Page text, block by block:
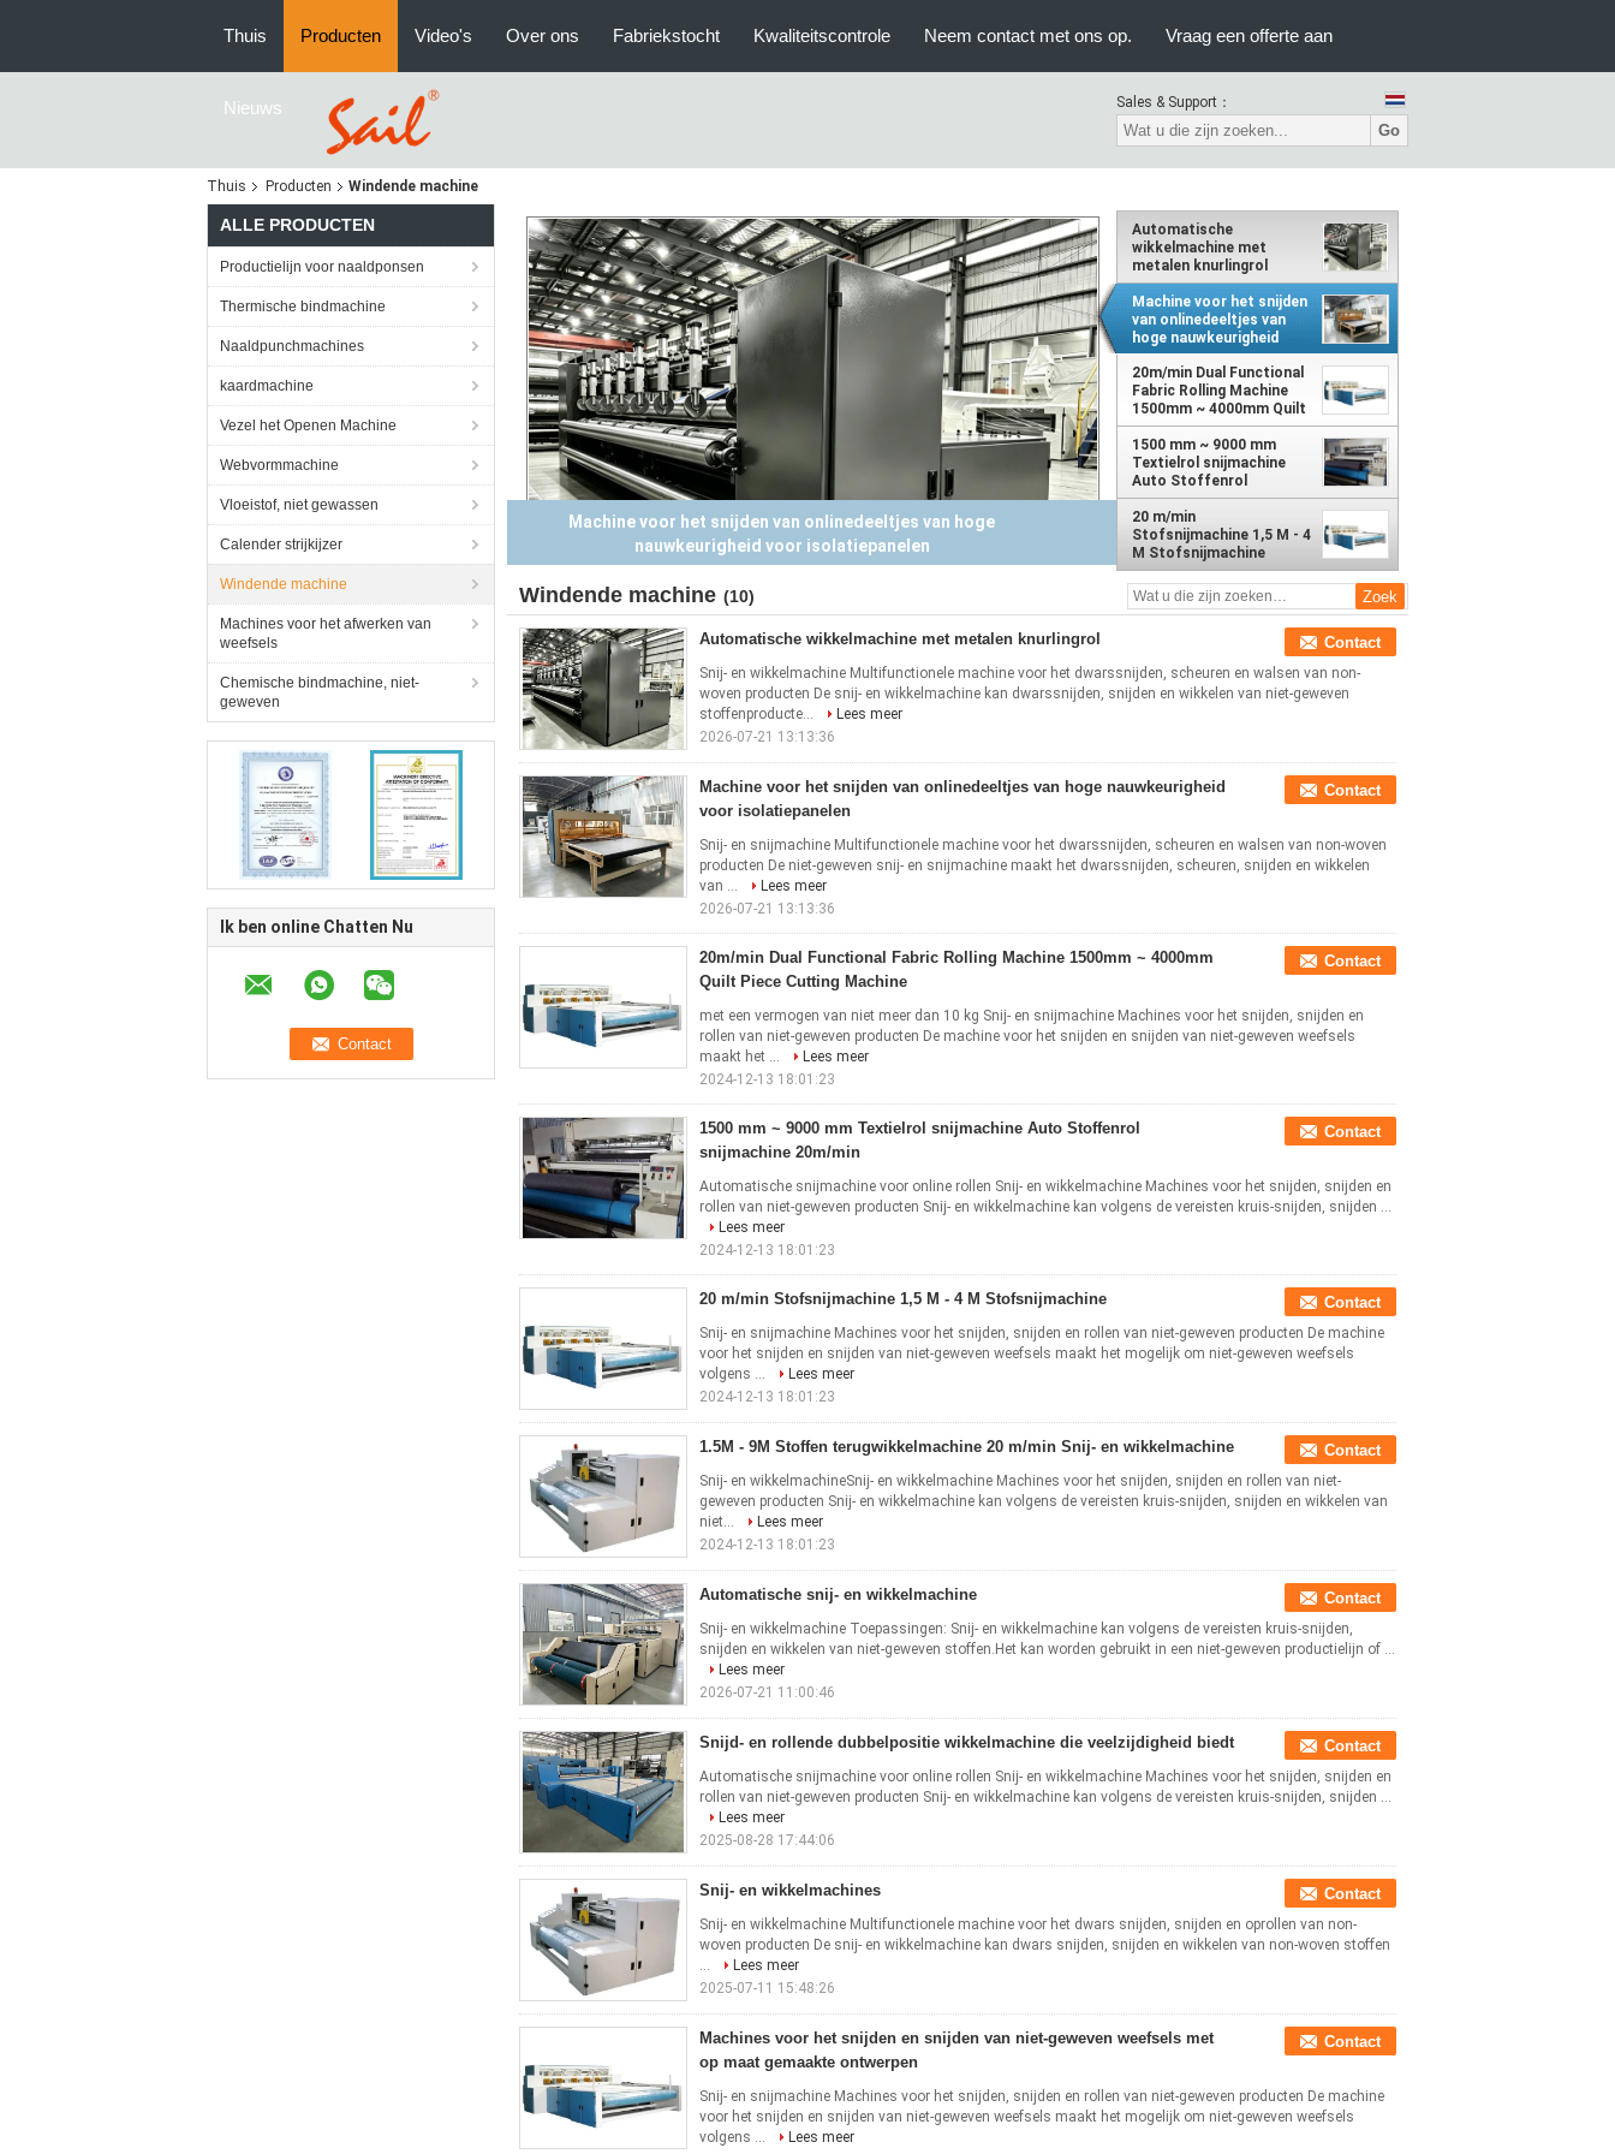
Thuis Producten Video's Over ons Fabriekstocht Kwaliteitscontrole Neem contact met ons op. Vraag een offerte aan
Nieuws Sales & Support：
Go
Thuis Producten Windende machine
ALLE PRODUCTEN
Productielijn voor naaldponsen
Thermische bindmachine
Naaldpunchmachines
kaardmachine
Vezel het Openen Machine
Webvormmachine
Vloeistof, niet gewassen
Calender strijkijzer
Windende machine
Machines voor het afwerken van
weefsels
Chemische bindmachine, niet-
geweven
Ik ben online Chatten Nu
Machine voor het snijden van onlinedeeltjes van hoge
nauwkeurigheid voor isolatiepanelen
Automatische
wikkelmachine met
metalen knurlingrol
Machine voor het snijden
van onlinedeeltjes van
hoge nauwkeurigheid
voor isolatiepanelen
20m/min Dual Functional
Fabric Rolling Machine
1500mm ~ 4000mm Quilt
Piece Cutting Machine
1500 mm ~ 9000 mm
Textielrol snijmachine
Auto Stoffenrol
snijmachine 20m/min
20 m/min
Stofsnijmachine 1,5 M - 4
M Stofsnijmachine
Windende machine (10)
Automatische wikkelmachine met metalen knurlingrol Contact
Snij- en wikkelmachine Multifunctionele machine voor het dwarssnijden, scheuren en walsen van non-
woven producten De snij- en wikkelmachine kan dwarssnijden, snijden en wikkelen van niet-geweven
stoffenproducte...
Lees meer
2026-07-21 13:13:36
Machine voor het snijden van onlinedeeltjes van hoge nauwkeurigheid
voor isolatiepanelen
Contact
Snij- en snijmachine Multifunctionele machine voor het dwarssnijden, scheuren en walsen van non-woven
producten De niet-geweven snij- en snijmachine maakt het dwarssnijden, scheuren, snijden en wikkelen
van ...
Lees meer
2026-07-21 13:13:36
20m/min Dual Functional Fabric Rolling Machine 1500mm ~ 4000mm
Quilt Piece Cutting Machine
Contact
met een vermogen van niet meer dan 10 kg Snij- en snijmachine Machines voor het snijden, snijden en
rollen van niet-geweven producten De machine voor het snijden en snijden van niet-geweven weefsels
maakt het ...
Lees meer
2024-12-13 18:01:23
1500 mm ~ 9000 mm Textielrol snijmachine Auto Stoffenrol
snijmachine 20m/min
Contact
Automatische snijmachine voor online rollen Snij- en wikkelmachine Machines voor het snijden, snijden en
rollen van niet-geweven producten Snij- en wikkelmachine kan volgens de vereisten kruis-snijden, snijden ...
Lees meer
2024-12-13 18:01:23
20 m/min Stofsnijmachine 1,5 M - 4 M Stofsnijmachine Contact
Snij- en snijmachine Machines voor het snijden, snijden en rollen van niet-geweven producten De machine
voor het snijden en snijden van niet-geweven weefsels maakt het mogelijk om niet-geweven weefsels
volgens ...
Lees meer
2024-12-13 18:01:23
1.5M - 9M Stoffen terugwikkelmachine 20 m/min Snij- en wikkelmachine Contact
Snij- en wikkelmachineSnij- en wikkelmachine Machines voor het snijden, snijden en rollen van niet-
geweven producten Snij- en wikkelmachine kan volgens de vereisten kruis-snijden, snijden en wikkelen van
niet...
Lees meer
2024-12-13 18:01:23
Automatische snij- en wikkelmachine Contact
Snij- en wikkelmachine Toepassingen: Snij- en wikkelmachine kan volgens de vereisten kruis-snijden,
snijden en wikkelen van niet-geweven stoffen.Het kan worden gebruikt in een niet-geweven productielijn of ...
Lees meer
2026-07-21 11:00:46
Snijd- en rollende dubbelpositie wikkelmachine die veelzijdigheid biedt Contact
Automatische snijmachine voor online rollen Snij- en wikkelmachine Machines voor het snijden, snijden en
rollen van niet-geweven producten Snij- en wikkelmachine kan volgens de vereisten kruis-snijden, snijden ...
Lees meer
2025-08-28 17:44:06
Snij- en wikkelmachines Contact
Snij- en wikkelmachine Multifunctionele machine voor het dwars snijden, snijden en oprollen van non-
woven producten De snij- en wikkelmachine kan dwars snijden, snijden en wikkelen van non-woven stoffen
...
Lees meer
2025-07-11 15:48:26
Machines voor het snijden en snijden van niet-geweven weefsels met
op maat gemaakte ontwerpen
Contact
Snij- en snijmachine Machines voor het snijden, snijden en rollen van niet-geweven producten De machine
voor het snijden en snijden van niet-geweven weefsels maakt het mogelijk om niet-geweven weefsels
volgens ...
Lees meer